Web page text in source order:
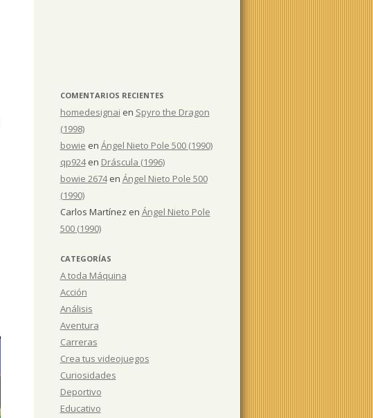
COMENTARIOS RECIENTES
homedesignai en Spyro the Dragon
(1998)
bowie en Ángel Nieto Pole 500 (1990)
qp924en Dráscula (1996)
bowie 2674en Ángel Nieto Pole 500
(1990)
Carlos Martínez en Ángel Nieto Pole
500 (1990)
CATEGORÍAS
A toda Máquina
Acción
Análisis
Aventura
Carreras
Crea tus videojuegos
Curiosidades
Deportivo
Educativo